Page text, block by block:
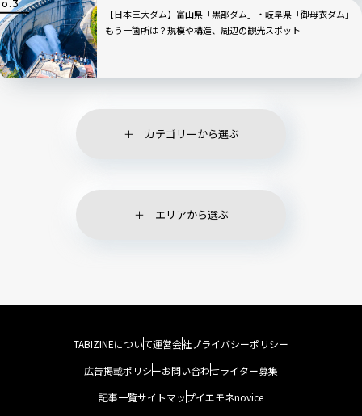
【日本三大ダム】富山県「黒部ダム」・岐阜県「御母衣ダム」
もう一箇所は？規模や構造、周辺の観光スポット
カテゴリーから選ぶ
エリアから選ぶ
TABIZINEについて運営会社プライバシーポリシー
広告掲載ポリシーお問い合わせライター募集
記事一覧サイトマップイエモネnovice